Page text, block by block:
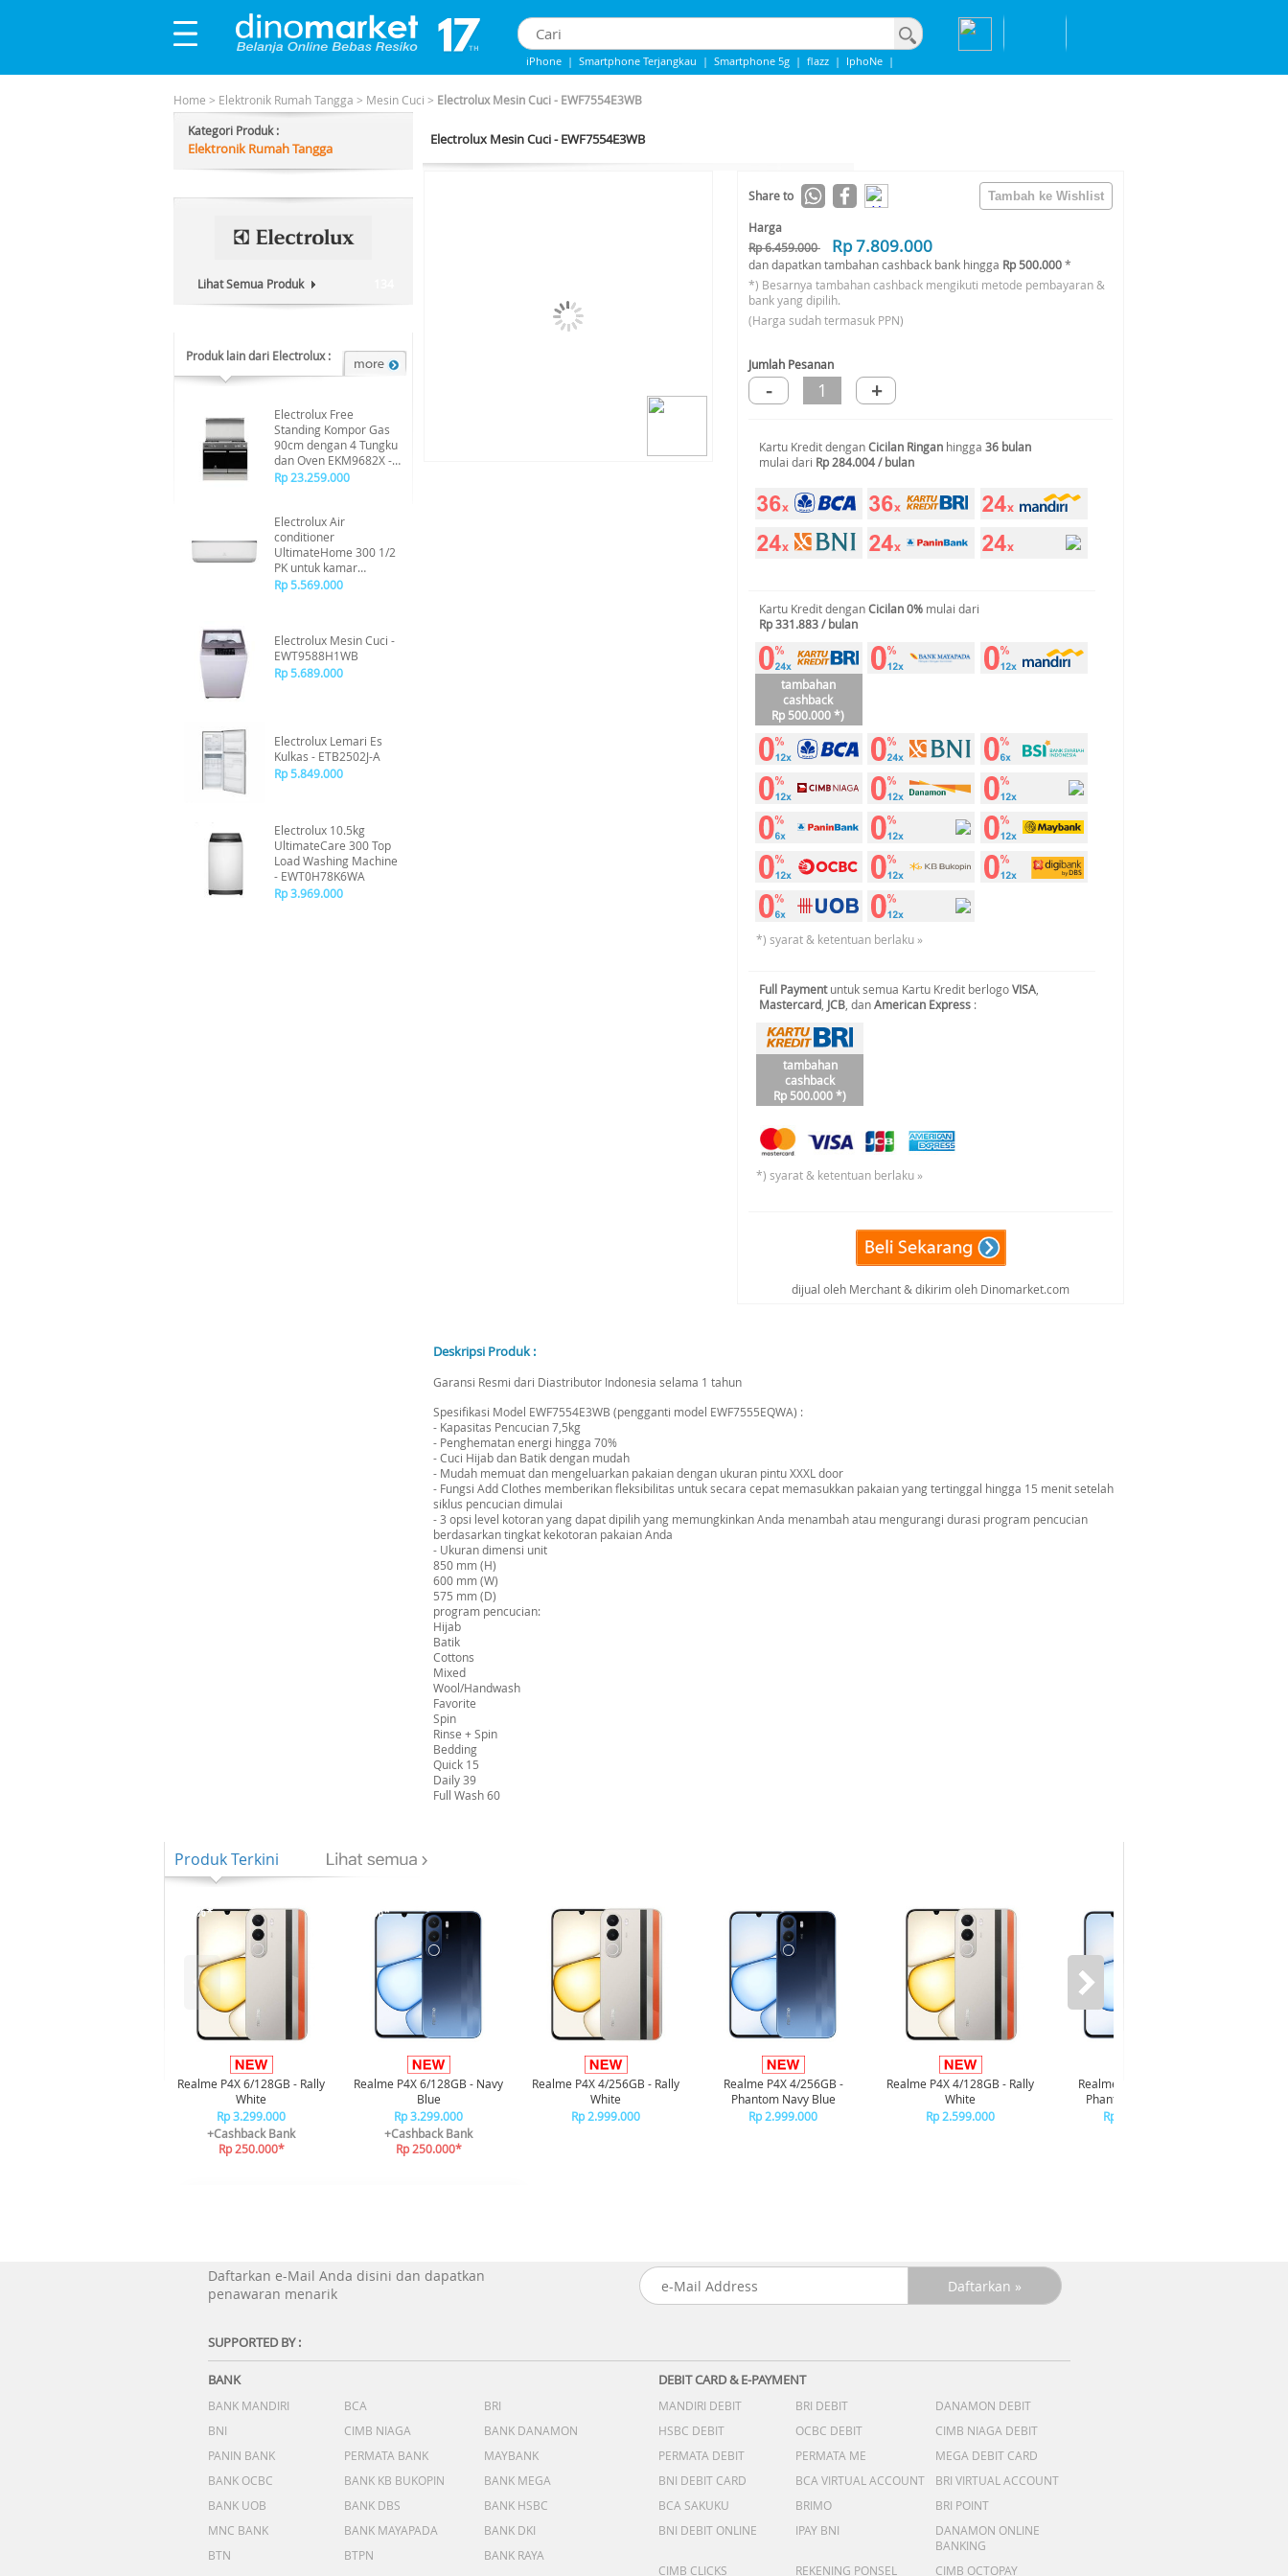
iPhone | Smartphone Terjangkau | Smartphone 5g | flazz | IphoNe |
Home > Elektronik Rumah Tangga > Mesin Cuci > Electrolux Mesin Cuci - EWF7554E3WB
Kategori Produk :
Elektronik Rumah Tangga
Lihat Semua Produk
Produk lain dari Electrolux :
Electrolux Free
Standing Kompor Gas
90cm dengan 4 Tungku
dan Oven EKM9682X -
Silver
Rp 23.259.000
Electrolux Air
conditioner
UltimateHome 300 1/2
PK untuk kamar
berukuran 7-12m² -
Rp 5.569.000
Electrolux Mesin Cuci -
EWT9588H1WB
Rp 5.689.000
Electrolux Lemari Es
Kulkas - ETB2502J-A
Rp 5.849.000
Electrolux 10.5kg
UltimateCare 300 Top
Load Washing Machine
- EWT0H78K6WA
Rp 3.969.000
Electrolux Mesin Cuci - EWF7554E3WB
Share to
Harga
Rp 6.459.000
Rp 7.809.000
dan dapatkan tambahan cashback bank hingga Rp 500.000*
*) Besarnya tambahan cashback mengikuti metode pembayaran &
bank yang dipilih.
(Harga sudah termasuk PPN)
Jumlah Pesanan
- 1 +
Kartu Kredit denganCicilan Ringan hingga 36 bulan
mulai dari Rp 284.004 / bulan
Kartu Kredit denganCicilan 0% mulai dari
Rp 331.883 / bulan
tambahan
cashback
Rp 500.000 *)
*) syarat & ketentuan berlaku »
Full Paymentuntuk semua Kartu Kredit berlogoVISA
Mastercard JCB , danAmerican Express :
tambahan
cashback
Rp 500.000 *)
*) syarat & ketentuan berlaku »
dijual oleh Merchant & dikirim oleh Dinomarket.com
Deskripsi Produk :
Garansi Resmi dari Diastributor Indonesia selama 1 tahun
Spesifikasi Model EWF7554E3WB (pengganti model EWF7555EQWA) :
- Kapasitas Pencucian 7,5kg
- Penghematan energi hingga 70%
- Cuci Hijab dan Batik dengan mudah
- Mudah memuat dan mengeluarkan pakaian dengan ukuran pintu XXXL door
- Fungsi Add Clothes memberikan fleksibilitas untuk secara cepat memasukkan pakaian yang tertinggal hingga 15 menit setelah
siklus pencucian dimulai
- 3 opsi level kotoran yang dapat dipilih yang memungkinkan Anda menambah atau mengurangi durasi program pencucian
berdasarkan tingkat kekotoran pakaian Anda
- Ukuran dimensi unit
850 mm (H)
600 mm (W)
575 mm (D)
program pencucian:
Hijab
Batik
Cottons
Mixed
Wool/Handwash
Favorite
Spin
Rinse + Spin
Bedding
Quick 15
Daily 39
Full Wash 60
Produk Terkini
-8%*
Realme P4X 6/128GB - Rally
White
Rp 3.299.000
+Cashback Bank
Rp 250.000*
-8%*
Realme P4X 6/128GB - Navy
Blue
Rp 3.299.000
+Cashback Bank
Rp 250.000*
Realme P4X 4/256GB - Rally
White
Rp 2.999.000
Realme P4X 4/256GB -
Phantom Navy Blue
Rp 2.999.000
Realme P4X 4/128GB - Rally
White
Rp 2.599.000
Realme P4X 4/128GB -
Phantom Navy Blue
Rp 2.599.000
Daftarkan e-Mail Anda disini dan dapatkan
penawaran menarik
SUPPORTED BY :
BANK
BANK MANDIRI BCA
BRI
BNI
CIMB NIAGA
BANK DANAMON
PANIN BANK
PERMATA BANK
MAYBANK
BANK OCBC
BANK KB BUKOPIN
BANK MEGA
BANK UOB
BANK DBS
BANK HSBC
MNC BANK
BANK MAYAPADA
BANK DKI
BTN
BTPN BANK RAYA
DEBIT CARD & E-PAYMENT
MANDIRI DEBIT BRI DEBIT
DANAMON DEBIT
HSBC DEBIT
OCBC DEBIT
CIMB NIAGA DEBIT
PERMATA DEBIT
PERMATA ME
MEGA DEBIT CARD
BNI DEBIT CARD
BCA VIRTUAL ACCOUNT
BRI VIRTUAL ACCOUNT
BCA SAKUKU
BRIMO
BRI POINT
BNI DEBIT ONLINE
IPAY BNI
DANAMON ONLINE
BANKING
CIMB CLICKS
REKENING PONSEL CIMB OCTOPAY